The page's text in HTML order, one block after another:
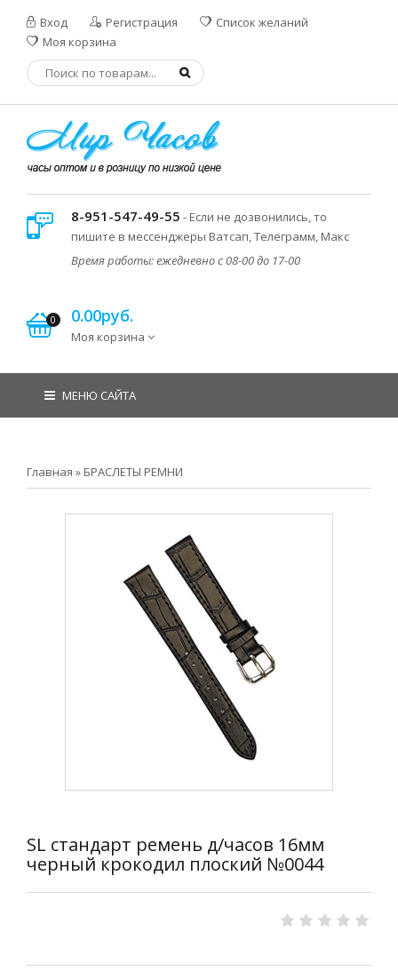
Вход Регистрация
Список желаний
Моя корзина
8-951-547-49-55 - Если не дозвонились, то
пишите в мессенджеры Ватсап, Телеграмм, Макс
Время работы: ежедневно с 08-00 до 17-00
0 0.00руб.
Моя корзина
МЕНЮ САЙТА
Главная » БРАСЛЕТЫ РЕМНИ
SL стандарт ремень д/часов 16мм
черный крокодил плоский №0044